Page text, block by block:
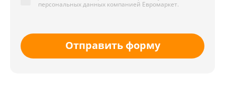
персональных данных компанией Евромаркет.
Отправить форму